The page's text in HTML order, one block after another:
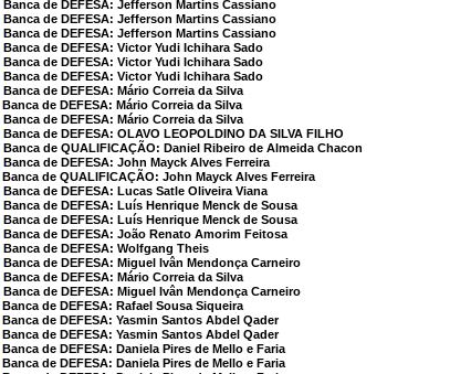
Banca de DEFESA: Jefferson Martins Cassiano
Banca de DEFESA: Jefferson Martins Cassiano
Banca de DEFESA: Jefferson Martins Cassiano
Banca de DEFESA: Victor Yudi Ichihara Sado
Banca de DEFESA: Victor Yudi Ichihara Sado
Banca de DEFESA: Victor Yudi Ichihara Sado
Banca de DEFESA: Mário Correia da Silva
Banca de DEFESA: Mário Correia da Silva
Banca de DEFESA: Mário Correia da Silva
Banca de DEFESA: OLAVO LEOPOLDINO DA SILVA FILHO
Banca de QUALIFICAÇÃO: Daniel Ribeiro de Almeida Chacon
Banca de DEFESA: John Mayck Alves Ferreira
Banca de QUALIFICAÇÃO: John Mayck Alves Ferreira
Banca de DEFESA: Lucas Satle Oliveira Viana
Banca de DEFESA: Luís Henrique Menck de Sousa
Banca de DEFESA: Luís Henrique Menck de Sousa
Banca de DEFESA: João Renato Amorim Feitosa
Banca de DEFESA: Wolfgang Theis
Banca de DEFESA: Miguel Ivân Mendonça Carneiro
Banca de DEFESA: Mário Correia da Silva
Banca de DEFESA: Miguel Ivân Mendonça Carneiro
Banca de DEFESA: Rafael Sousa Siqueira
Banca de DEFESA: Yasmin Santos Abdel Qader
Banca de DEFESA: Yasmin Santos Abdel Qader
Banca de DEFESA: Daniela Pires de Mello e Faria
Banca de DEFESA: Daniela Pires de Mello e Faria